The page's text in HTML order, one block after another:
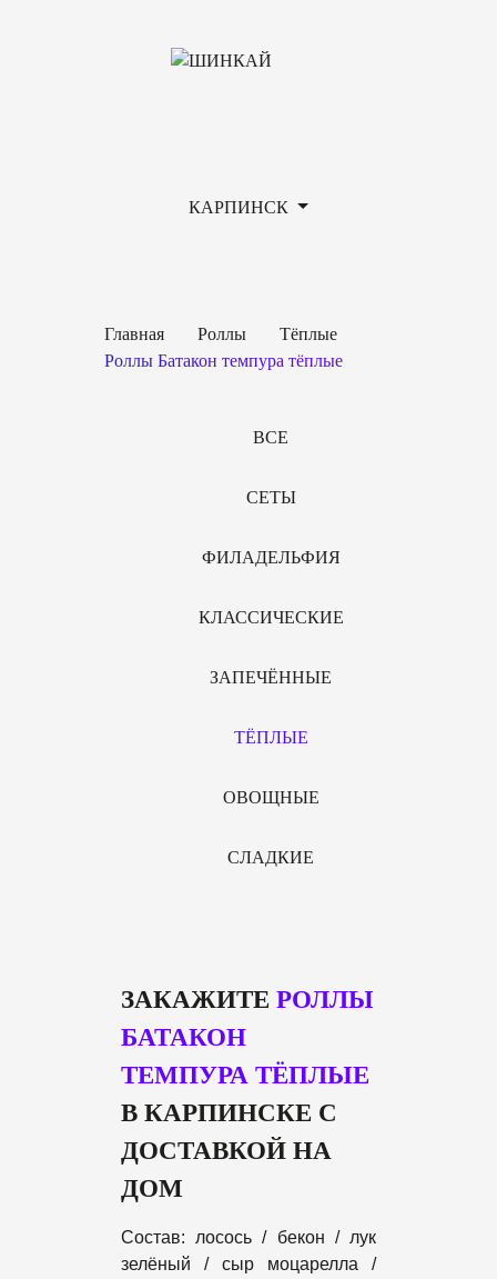
КАРПИНСК
Главная Роллы
Тёплые
Роллы Батакон темпура тёплые
ВСЕ
СЕТЫ
ФИЛАДЕЛЬФИЯ
КЛАССИЧЕСКИЕ
ЗАПЕЧЁННЫЕ
ТЁПЛЫЕ
ОВОЩНЫЕ
СЛАДКИЕ
ЗАКАЖИТЕ РОЛЛЫ
БАТАКОН
ТЕМПУРА ТЁПЛЫЕ
В КАРПИНСКЕ С
ДОСТАВКОЙ НА
ДОМ
Состав: лосось / бекон / лук
зелёный / сыр моцарелла /